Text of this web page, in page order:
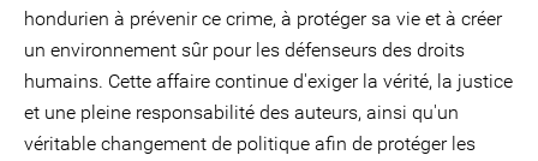
hondurien à prévenir ce crime, à protéger sa vie et à créer
un environnement sûr pour les défenseurs des droits
humains. Cette affaire continue d'exiger la vérité, la justice
et une pleine responsabilité des auteurs, ainsi qu'un
véritable changement de politique afin de protéger les